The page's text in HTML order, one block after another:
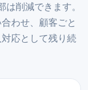
削減できます。
わせ、顧客ごと
応として残り続